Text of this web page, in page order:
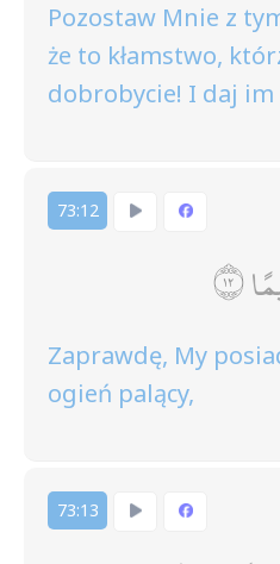
Pozostaw Mnie z
że to kłamstwo,
dobrobycie! I daj im
73:12
Zaprawdę, My
ogień palący,
73:13